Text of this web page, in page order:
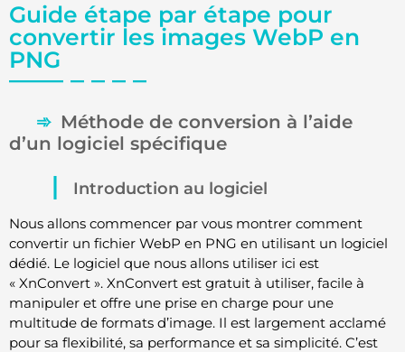
Guide étape par étape pour
convertir les images WebP en
PNG
Méthode de conversion à l’aide
d’un logiciel spécifique
Introduction au logiciel
Nous allons commencer par vous montrer comment
convertir un fichier WebP en PNG en utilisant un logiciel
dédié. Le logiciel que nous allons utiliser ici est
« XnConvert ». XnConvert est gratuit à utiliser, facile à
manipuler et offre une prise en charge pour une
multitude de formats d’image. Il est largement acclamé
pour sa flexibilité, sa performance et sa simplicité. C’est